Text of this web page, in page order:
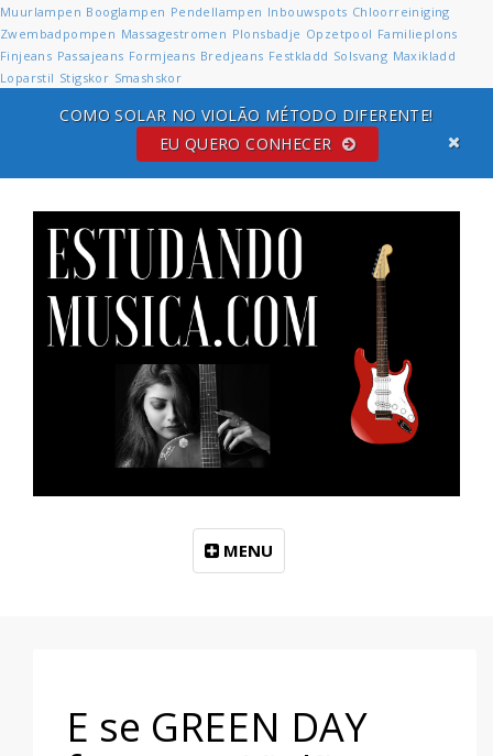
Muurlampen Booglampen Pendellampen Inbouwspots Chloorreiniging
Zwembadpompen Massagestromen Plonsbadje Opzetpool Familieplons
Finjeans Passajeans Formjeans Bredjeans Festkladd Solsvang Maxikladd
Loparstil Stigskor Smashskor
EU QUERO CONHECER
MENU
E se GREEN DAY